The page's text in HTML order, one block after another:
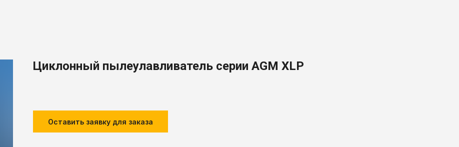
Циклонный пылеулавливатель серии AGM XLP
Оставить заявку для заказа